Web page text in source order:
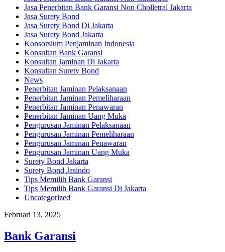
Jasa Penerbitan Bank Garansi Non Cholletral Jakarta
Jasa Surety Bond
Jasa Surety Bond Di Jakarta
Jasa Surety Bond Jakarta
Konsorsium Penjaminan Indonesia
Konsultan Bank Garansi
Konsultan Jaminan Di Jakarta
Konsultan Surety Bond
News
Penerbitan Jaminan Pelaksanaan
Penerbitan Jaminan Pemeliharaan
Penerbitan Jaminan Penawaran
Penerbitan Jaminan Uang Muka
Pengurusan Jaminan Pelaksanaan
Pengurusan Jaminan Pemeliharaan
Pengurusan Jaminan Penawaran
Pengurusan Jaminan Uang Muka
Surety Bond Jakarta
Surety Bond Jasindo
Tips Memilih Bank Garansi
Tips Memilih Bank Garansi Di Jakarta
Uncategorized
Februari 13, 2025
Bank Garansi